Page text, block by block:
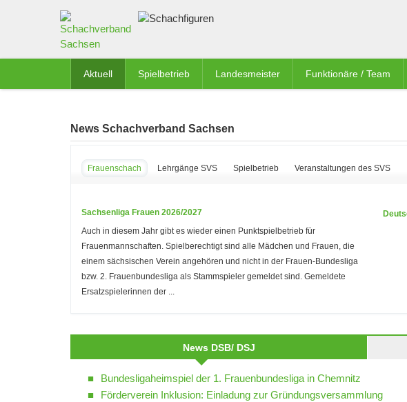
Aktuell Spielbetrieb Landesmeister Funktionäre / Team
News Schachverband Sachsen
Frauenschach Lehrgänge SVS Spielbetrieb Veranstaltungen des SVS
Sachsenliga Frauen 2026/2027
Auch in diesem Jahr gibt es wieder einen Punktspielbetrieb für
Frauenmannschaften. Spielberechtigt sind alle Mädchen und Frauen, die
einem sächsischen Verein angehören und nicht in der Frauen-Bundesliga
bzw. 2. Frauenbundesliga als Stammspieler gemeldet sind. Gemeldete
Ersatzspielerinnen der ...
News DSB/ DSJ
Bundesligaheimspiel der 1. Frauenbundesliga in Chemnitz
Förderverein Inklusion: Einladung zur Gründungsversammlung